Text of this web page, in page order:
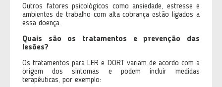
Outros fatores psicológicos como ansiedade, estresse e
ambientes de trabalho com alta cobrança estão ligados a
essa doença.
Quais são os tratamentos e prevenção das
lesões?
Os tratamentos para LER e DORT variam de acordo com a
origem dos sintomas e podem incluir medidas
terapêuticas, por exemplo: